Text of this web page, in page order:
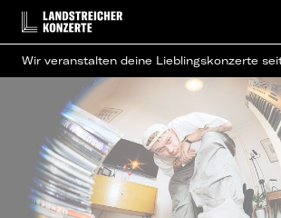
Wir veranstalten deine Lieblingskonzerte